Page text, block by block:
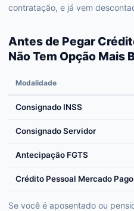
contratação, e já vem
Antes de Pegar
Não Tem Opção Mais
Modalidade
Consignado INSS
Consignado Servidor
Antecipação FGTS
Crédito Pessoal Mercado Pago
Se você é aposentado ou